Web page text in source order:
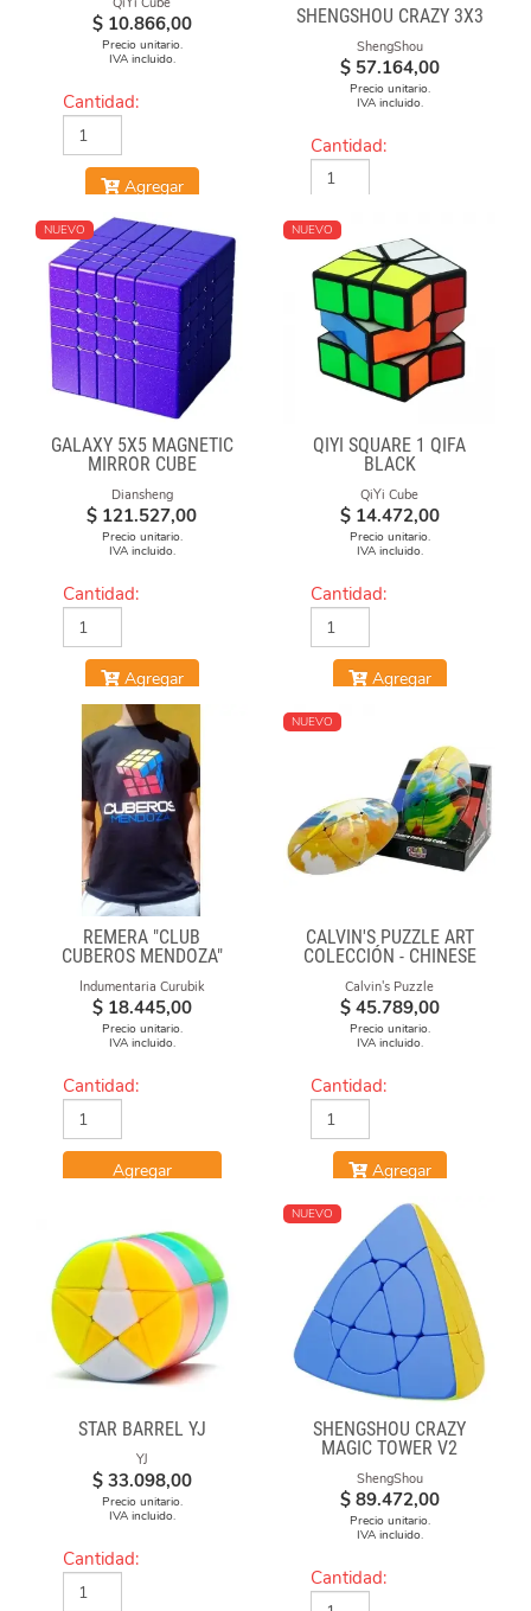
$ 10.866,00
Precio unitario.
IVA incluido.
Cantidad:
Agregar
SHENGSHOU CRAZY 3X3
ShengShou
$ 57.164,00
Precio unitario.
IVA incluido.
Cantidad:
NUEVO
GALAXY 5X5 MAGNETIC
MIRROR CUBE
Diansheng
$ 121.527,00
Precio unitario.
IVA incluido.
Cantidad:
Agregar
NUEVO
QIYI SQUARE 1 QIFA
BLACK
QiYi Cube
$ 14.472,00
Precio unitario.
IVA incluido.
Cantidad:
Agregar
REMERA "CLUB
CUBEROS MENDOZA"
2020-21 NEGRA DE
ALGODÓN ESTAMPADA
Indumentaria Curubik
$ 18.445,00
Precio unitario.
IVA incluido.
Cantidad:
Agregar
NUEVO
CALVIN'S PUZZLE ART
COLECCIÓN - CHINESE
OPERA FACE-OFF CUBE
(GRAFFITI CAMO)
Calvin's Puzzle
$ 45.789,00
Precio unitario.
IVA incluido.
Cantidad:
Agregar
STAR BARREL YJ
YJ
$ 33.098,00
Precio unitario.
IVA incluido.
Cantidad:
NUEVO
SHENGSHOU CRAZY
MAGIC TOWER V2
ShengShou
$ 89.472,00
Precio unitario.
IVA incluido.
Cantidad: